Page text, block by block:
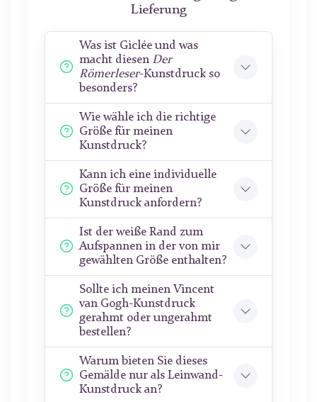
Lieferung
Was ist Giclée und was
macht diesen Der
Römerleser-Kunstdruck so
besonders?
Wie wähle ich die richtige
Größe für meinen
Kunstdruck?
Kann ich eine individuelle
Größe für meinen
Kunstdruck anfordern?
Ist der weiße Rand zum
Aufspannen in der von mir
gewählten Größe enthalten?
Sollte ich meinen Vincent
van Gogh-Kunstdruck
gerahmt oder ungerahmt
bestellen?
Warum bieten Sie dieses
Gemälde nur als Leinwand-
Kunstdruck an?